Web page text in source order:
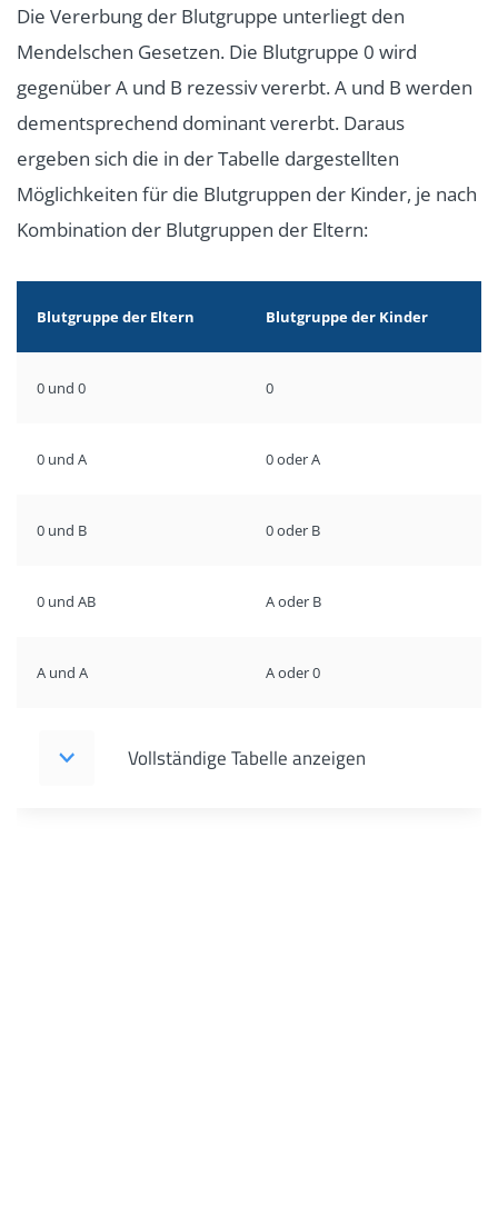
Die Vererbung der Blutgruppe unterliegt den
Mendelschen Gesetzen. Die Blutgruppe 0 wird
gegenüber A und B rezessiv vererbt. A und B werden
dementsprechend dominant vererbt. Daraus
ergeben sich die in der Tabelle dargestellten
Möglichkeiten für die Blutgruppen der Kinder, je nach
Kombination der Blutgruppen der Eltern:
Blutgruppe der Eltern Blutgruppe der Kinder
0 und 0 0
0 und A 0 oder A
0 und B 0 oder B
0 und AB A oder B
A und A A oder 0
Vollständige Tabelle anzeigen